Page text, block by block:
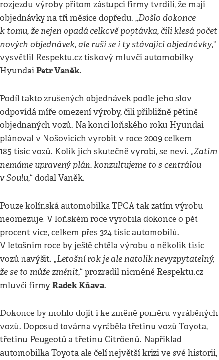
rozjezdu výroby přitom zástupci firmy tvrdili, že mají
objednávky na tři měsíce dopředu. „Došlo dokonce
k tomu, že nejen opadá celkově poptávka, čili klesá počet
nových objednávek, ale ruší se i ty stávající objednávky,“
vysvětlil Respektu.cz tiskový mluvčí automobilky
HyundaiPetr Vaněk.
Podíl takto zrušených objednávek podle jeho slov
odpovídá míře omezení výroby, čili přibližně pětině
objednaných vozů. Na konci loňského roku Hyundai
plánoval v Nošovicích vyrobit v roce 2009 celkem
185 tisíc vozů. Kolik jich skutečně vyrobí, se neví. „Zatím
nemáme upravený plán, konzultujeme to s centrálou
v Soulu,“ dodal Vaněk.
Pouze kolínská automobilka TPCA tak zatím výrobu
neomezuje. V loňském roce vyrobila dokonce o pět
procent více, celkem přes 324 tisíc automobilů.
V letošním roce by ještě chtěla výrobu o několik tisíc
vozů navýšit. „Letošní rok je ale natolik nevyzpytatelný,
že se to může změnit,“ prozradil nicméně Respektu.cz
mluvčí firmyRadek Kňava.
Dokonce by mohlo dojít i ke změně poměru vyráběných
vozů. Doposud továrna vyráběla třetinu vozů Toyota,
třetinu Peugeotů a třetinu Citröenů. Například
automobilka Toyota ale čelí největší krizi ve své historii,